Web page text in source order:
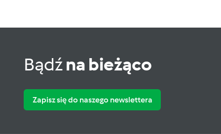
Bądźna bieżąco
Zapisz się do naszego newslettera